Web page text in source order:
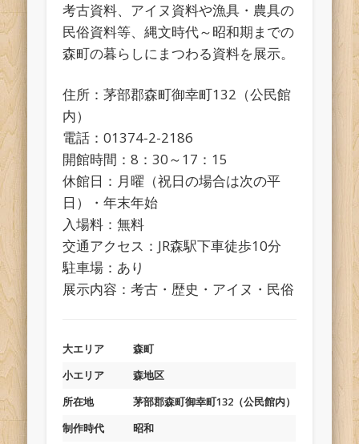
考古資料、アイヌ資料や漁具・農具の
民俗資料等、縄文時代～昭和期までの
森町の暮らしにまつわる資料を展示。
住所：茅部郡森町御幸町132（公民館
内）
電話：01374-2-2186
開館時間：8：30～17：15
休館日：月曜（祝日の場合は次の平
日）・年末年始
入場料：無料
交通アクセス：JR森駅下車徒歩10分
駐車場：あり
展示内容：考古・歴史・アイヌ・民俗
大エリア
森町
小エリア
森地区
所在地
茅部郡森町御幸町132（公民館内）
制作時代
昭和